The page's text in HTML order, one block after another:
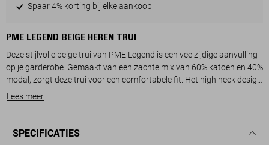
Spaar 4% korting bij elke aankoop
PME LEGEND BEIGE HEREN TRUI
Deze stijlvolle beige trui van PME Legend is een veelzijdige aanvulling
op je garderobe. Gemaakt van een zachte mix van 60% katoen en 40%
modal, zorgt deze trui voor een comfortabele fit. Het high neck design
met rits voegt een moderne twist toe aan de klassieke knitwear stijl.
maar nette uitstraling, ideaal voor zowel casual als semi-formele
gelegenheden.
Lees meer
SPECIFICATIES